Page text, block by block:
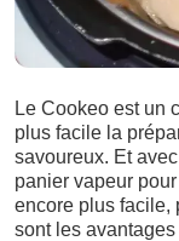
Le Cookeo est un
plus facile la
savoureux. Et
panier vapeur
encore plus facile,
sont les